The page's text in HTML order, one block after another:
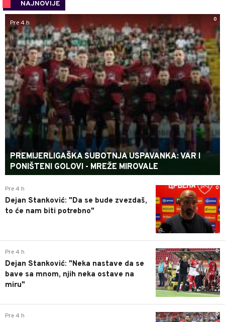
NAJNOVIJE
0
Pre 4 h
PREMIJERLIGAŠKA SUBOTNJA USPAVANKA: VAR I
PONIŠTENI GOLOVI - MREŽE MIROVALE
0
Pre 4 h
Dejan Stanković: "Da se bude zvezdaš,
to će nam biti potrebno"
0
Pre 4 h
Dejan Stanković: "Neka nastave da se
bave sa mnom, njih neka ostave na
miru"
0
Pre 4 h